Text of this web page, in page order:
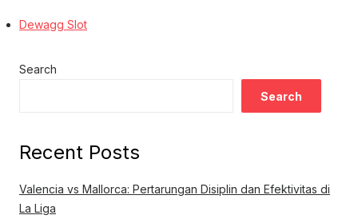
Dewagg Slot
Search
Search
Recent Posts
Valencia vs Mallorca: Pertarungan Disiplin dan Efektivitas di
La Liga